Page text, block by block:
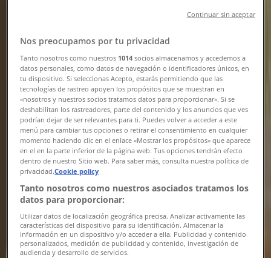
Csúcsajánlatok és kedvezmények
Lejár 8. 21.-ánSzeged
Új
Brendon
Brendon akciós
Lejár 8. 16.-ánSzeged
Új
Kangaboo
Nos preocupamos por tu privacidad
Tanto nosotros como nuestros 1014 socios almacenamos y accedemos a
datos personales, como datos de navegación o identificadores únicos, en
tu dispositivo. Si seleccionas Acepto, estarás permitiendo que las
tecnologías de rastreo apoyen los propósitos que se muestran en
«nosotros y nuestros socios tratamos datos para proporcionar». Si se
deshabilitan los rastreadores, parte del contenido y los anuncios que ves
podrían dejar de ser relevantes para ti. Puedes volver a acceder a este
menú para cambiar tus opciones o retirar el consentimiento en cualquier
momento haciendo clic en el enlace «Mostrar los propósitos» que aparece
en el en la parte inferior de la página web. Tus opciones tendrán efecto
dentro de nuestro Sitio web. Para saber más, consulta nuestra política de
privacidad.Cookie policy
Tanto nosotros como nuestros asociados tratamos los
datos para proporcionar:
Utilizar datos de localización geográfica precisa. Analizar activamente las
características del dispositivo para su identificación. Almacenar la
información en un dispositivo y/o acceder a ella. Publicidad y contenido
personalizados, medición de publicidad y contenido, investigación de
audiencia y desarrollo de servicios.
Continuar sin aceptar